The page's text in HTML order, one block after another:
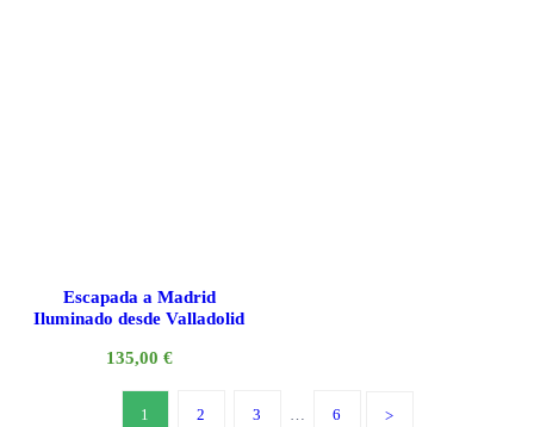
Escapada a Madrid
Iluminado desde Valladolid
135,00 €
1 2 3 … 6